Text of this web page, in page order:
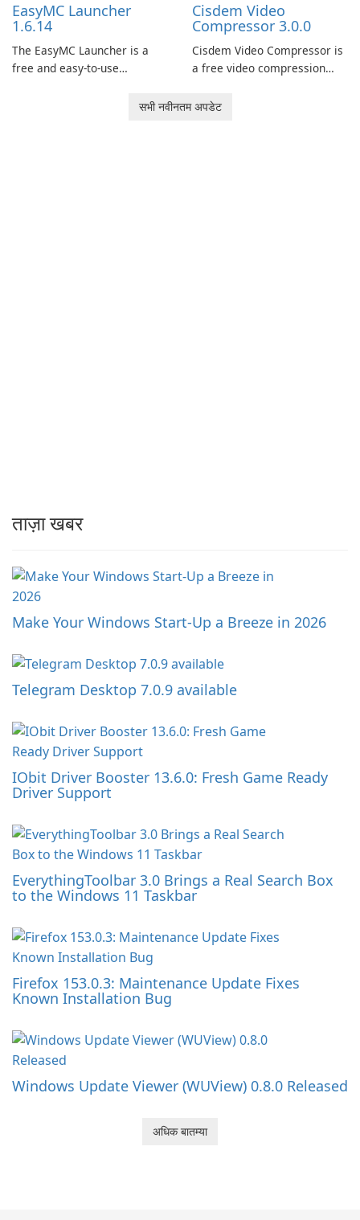
captivating animated scenes.
EasyMC Launcher
1.6.14
The EasyMC Launcher is a
free and easy-to-use
developed by EasyMC. It
Cisdem Video
Compressor 3.0.0
Cisdem Video Compressor is
a free video compression
users to compress media
सभी नवीनतम अपडेट
ताज़ा खबर
Make Your Windows Start-Up a Breeze in 2026
Telegram Desktop 7.0.9 available
IObit Driver Booster 13.6.0: Fresh Game Ready
Driver Support
EverythingToolbar 3.0 Brings a Real Search Box
to the Windows 11 Taskbar
Firefox 153.0.3: Maintenance Update Fixes
Known Installation Bug
Windows Update Viewer (WUView) 0.8.0 Released
अधिक बातम्या